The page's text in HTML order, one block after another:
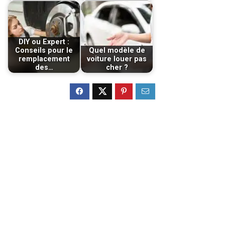
DIY ou Expert :
Conseils pour le
remplacement
des…
Quel modèle de
voiture louer pas
cher ?